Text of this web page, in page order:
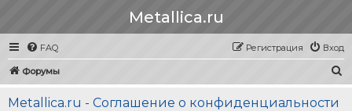
Metallica.ru
FAQ Вход
Регистрация
Форумы
Metallica.ru - Соглашение о конфиденциальности